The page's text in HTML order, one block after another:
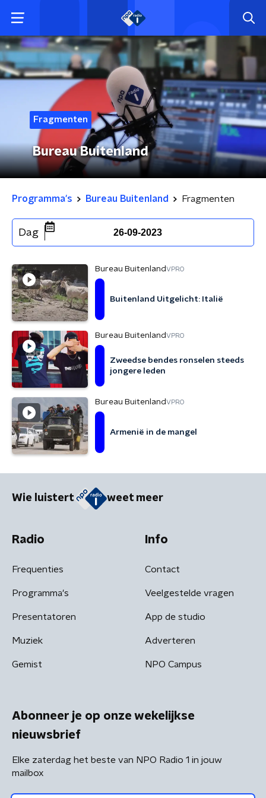
Fragmenten
Bureau Buitenland
Programma's Bureau Buitenland Fragmenten
Dag 26-09-2023
Bureau BuitenlandVPRO
Buitenland Uitgelicht: Italië
Bureau BuitenlandVPRO
Zweedse bendes ronselen steeds
jongere leden
Bureau BuitenlandVPRO
Armenië in de mangel
Wie luistert weet meer
Radio
Frequenties
Programma's
Presentatoren
Muziek
Gemist
Info
Contact
Veelgestelde vragen
App de studio
Adverteren
NPO Campus
Abonneer je op onze wekelijkse
nieuwsbrief
Elke zaterdag het beste van NPO Radio 1 in jouw
mailbox